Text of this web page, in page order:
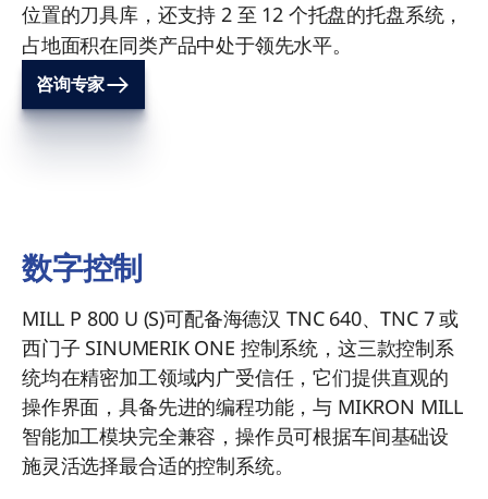
位置的刀具库，还支持 2 至 12 个托盘的托盘系统，
占地面积在同类产品中处于领先水平。
咨询专家
数字控制
MILL P 800 U (S)可配备海德汉 TNC 640、TNC 7 或
西门子 SINUMERIK ONE 控制系统，这三款控制系
统均在精密加工领域内广受信任，它们提供直观的
操作界面，具备先进的编程功能，与 MIKRON MILL
智能加工模块完全兼容，操作员可根据车间基础设
施灵活选择最合适的控制系统。